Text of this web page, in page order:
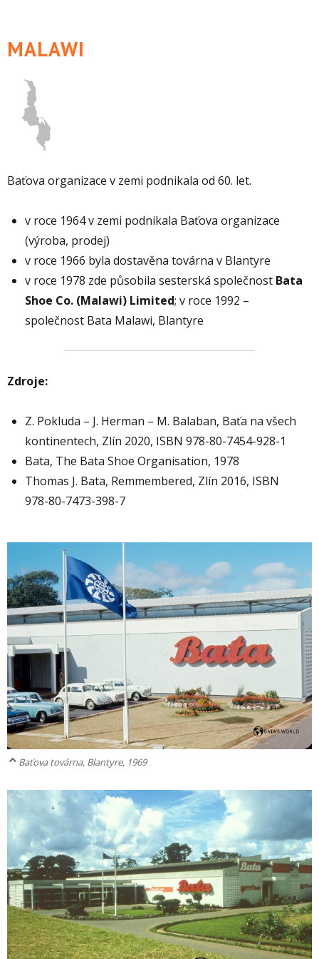
MALAWI
Baťova organizace v zemi podnikala od 60. let.
v roce 1964 v zemi podnikala Baťova organizace
(výroba, prodej)
v roce 1966 byla dostavěna továrna v Blantyre
v roce 1978 zde působila sesterská společnost Bata
Shoe Co. (Malawi) Limited; v roce 1992 –
společnost Bata Malawi, Blantyre
Zdroje:
Z. Pokluda – J. Herman – M. Balaban, Baťa na všech
kontinentech, Zlín 2020, ISBN 978-80-7454-928-1
Bata, The Bata Shoe Organisation, 1978
Thomas J. Bata, Remmembered, Zlín 2016, ISBN
978-80-7473-398-7
Baťova továrna, Blantyre, 1969